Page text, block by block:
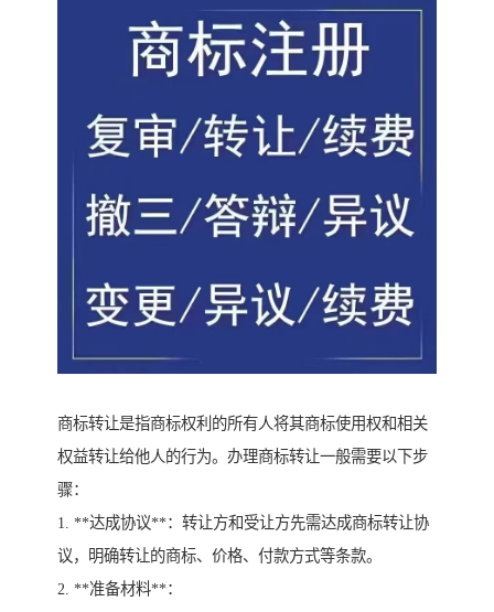
商标转让是指商标权利的所有人将其商标使用权和相关
权益转让给他人的行为。办理商标转让一般需要以下步
骤：
1. **达成协议**：转让方和受让方先需达成商标转让协
议，明确转让的商标、价格、付款方式等条款。
2. **准备材料**：